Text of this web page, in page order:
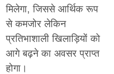
मिलेगा, जिससे आर्थिक रूप
से कमजोर लेकिन
प्रतिभाशाली खिलाड़ियों को
आगे बढ़ने का अवसर प्राप्त
होगा।